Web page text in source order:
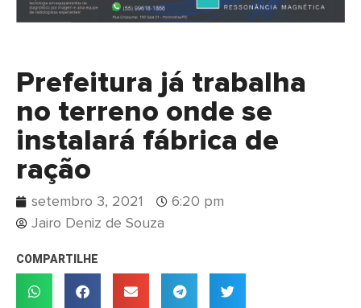
Prefeitura já trabalha
no terreno onde se
instalará fábrica de
ração
setembro 3, 2021
6:20 pm
Jairo Deniz de Souza
COMPARTILHE